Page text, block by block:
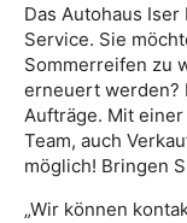
Das Autohaus
Service. Sie
Sommerreifen zu
erneuert werden?
Aufträge. Mit
Team, auch
möglich! Bringen
„Wir können